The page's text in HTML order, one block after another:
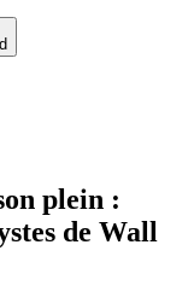
plein :
de Wall